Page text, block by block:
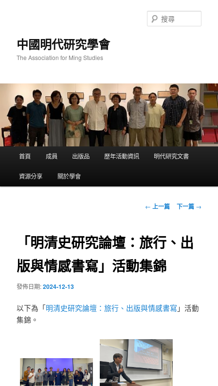
中國明代研究學會
The Association for Ming Studies
尋
首頁 成員 出版品 歷年活動資訊 明代研究文書
資源分享 關於學會
文
覽
← 上一篇 下一篇 →
「明清史研究論壇：旅行、出
版與情感書寫」活動集錦
發佈日期:2024-12-13
以下為「明清史研究論壇：旅行、出版與情感書寫 」活動
集錦。